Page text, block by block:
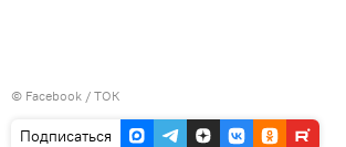
© Facebook / ТОК
Подписаться